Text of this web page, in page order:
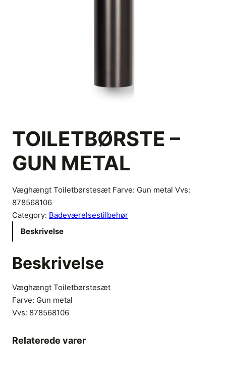
TOILETBØRSTE –
GUN METAL
Væghængt Toiletbørstesæt Farve: Gun metal Vvs:
878568106
Category: Badeværelsestilbehør
Beskrivelse
Beskrivelse
Væghængt Toiletbørstesæt
Farve: Gun metal
Vvs: 878568106
Relaterede varer